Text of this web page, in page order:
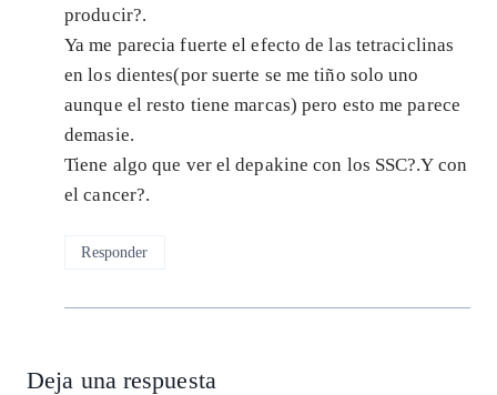
producir?.
Ya me parecia fuerte el efecto de las tetraciclinas
en los dientes(por suerte se me tiño solo uno
aunque el resto tiene marcas) pero esto me parece
demasie.
Tiene algo que ver el depakine con los SSC?.Y con
el cancer?.
Responder
Deja una respuesta